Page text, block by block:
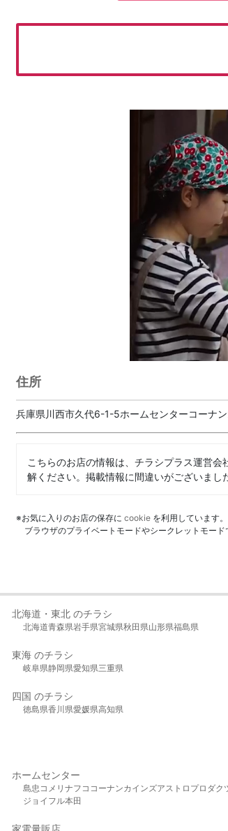
住所
兵庫県川西市久代6-1-5ホームセンターコーナ
こちらのお店の情報は、チラシプラス運営
解ください。掲載情報に間違いがございまし
※お気に入りのお店の保存に cookie を利用しています。
ブラウザのプライベートモードやシークレットモー
北海道・東北 のチラシ
北海道青森県岩手県宮城県秋田県山形県福島県
東海 のチラシ
岐阜県静岡県愛知県三重県
四国 のチラシ
徳島県香川県愛媛県高知県
ホームセンター
島忠 コメリ ナフコ コーナンカインズアストロプロダク
ジョイフル本田